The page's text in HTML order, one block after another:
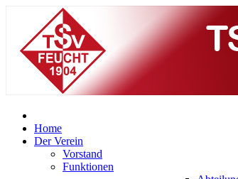
Home
Der Verein
Vorstand
Funktionen